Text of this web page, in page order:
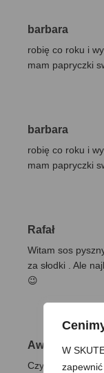
W
barbara
robię co roku i
mam papryczki
barbara
robię co roku i
mam papryczki
Rafał
Witam sos
za słodki . Ale
😉
Czy mogę